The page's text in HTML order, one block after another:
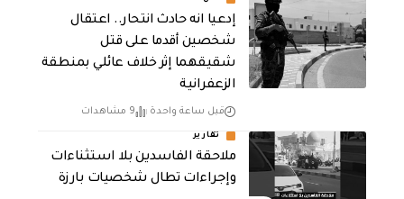
إدعيا انه حادث انتحار.. اعتقال
شخصين أقدما على قتل
شقيقهما إثر خلاف عائلي بمنطقة
الزعفرانية
قبل ساعة واحدة 9 مشاهدات
تقارير
ملاحقة الفاسدين بلا استثناءات
وإجراءات تطال شخصيات بارزة